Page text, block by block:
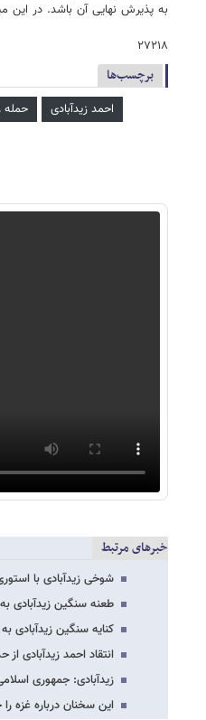
به پذیرش نهایی آن باشد. در این
۲۷۲۱۸
برچسب‌ها
احمد زیدآبادی حمله
خبرهای مرتبط
شوخی زیدآبادی با
طعنه سنگین زیدآبادی
کنایه سنگین زیدآبادی
انتقاد احمد زیدآبادی از
زیدآبادی: جمهوری
این سخنان درباره